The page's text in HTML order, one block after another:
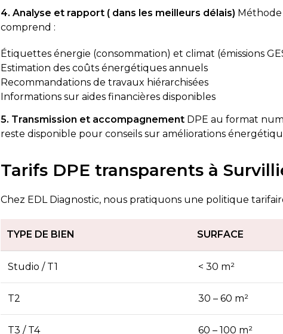
4. Analyse et rapport ( dans les meilleurs délais) Méthode
comprend :
Étiquettes énergie (consommation) et climat (émissions
Estimation des coûts énergétiques annuels
Recommandations de travaux hiérarchisées
Informations sur aides financières disponibles
5. Transmission et accompagnement DPE au format
reste disponible pour conseils sur améliorations
Tarifs DPE transparents à
Chez EDL Diagnostic, nous pratiquons une politique
TYPE DE BIEN SURFACE
Studio / T1 < 30 m²
T2 30 – 60 m²
T3 / T4 60 – 100 m²